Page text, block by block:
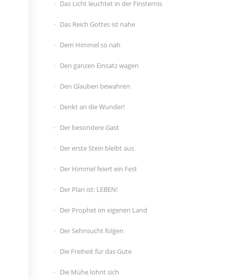
Das Licht leuchtet in der Finsternis
Das Reich Gottes ist nahe
Dem Himmel so nah
Den ganzen Einsatz wagen
Den Glauben bewahren
Denkt an die Wunder!
Der besondere Gast
Der erste Stein bleibt aus
Der Himmel feiert ein Fest
Der Plan ist: LEBEN!
Der Prophet im eigenen Land
Der Sehnsucht folgen
Die Freiheit für das Gute
Die Mühe lohnt sich